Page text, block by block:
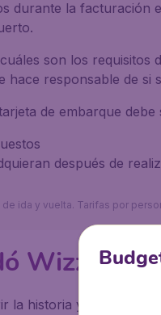
durante la facturación
son los
hace responsable de si
de embarque
después de
ida y vuelta. Tarifas por
Wizz Air?
la historia y el